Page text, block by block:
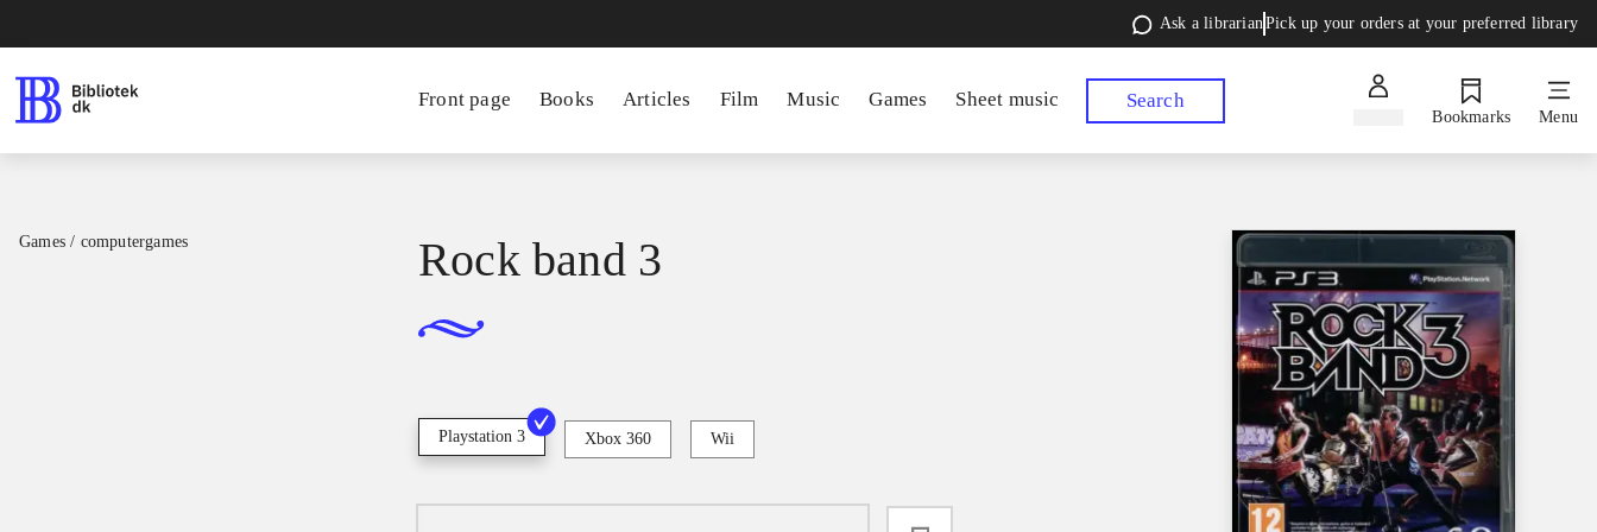
Ask a librarianPick up your orders at your preferred library
Front page Books Articles Film Music Games Sheet music Search
Bookmarks Menu
Games / computergames Rock band 3
Playstation 3 Xbox 360 Wii